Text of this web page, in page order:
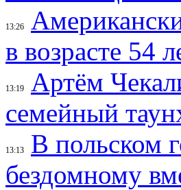
13:26
в возрасте 54
13:19
Артём
семейный
13:13
В польском
бездомному